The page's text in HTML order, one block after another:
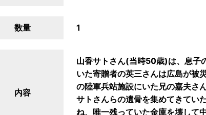
数量 1
内容
山香サトさん(当時50歳)は、息子
いた寄贈者の英三さんは広島が被
の陸軍兵站施設にいた兄の嘉夫さ
サトさんらの遺骨を集めてきてい
ね、唯一残っていた金庫を壊して